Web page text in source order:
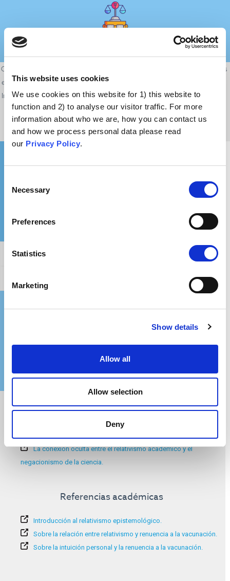
This website uses cookies
We use cookies on this website for 1) this website to
function and 2) to analyse our visitor traffic. For more
information about who we are, how you can contact us
and how we process personal data please read
our Privacy Policy.
Selection
Necessary
Preferences
Statistics
Marketing
Show details
Allow all
Allow selection
Deny
Conceptos como "objetividad" y "verdad" tienen muchos matices. A veces
es difícil aplicarlos a cuestiones como el arte o ciertas decisiones morales.
Incluso en ciencia, hay situaciones en las que distintos científicos pueden
llegar a conclusiones diferentes a la luz de las mismas pruebas.
Afirmación general
¿Dónde puedo obtener más información?
Información adicional:
Calidad de los argumentos y falacias.
La conexión oculta entre el relativismo académico y el
negacionismo de la ciencia.
Referencias académicas
Introducción al relativismo epistemológico.
Sobre la relación entre relativismo y renuencia a la vacunación.
Sobre la intuición personal y la renuencia a la vacunación.